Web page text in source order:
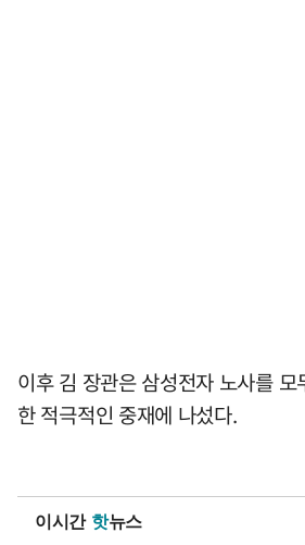
이후 김 장관은 삼성전자 노사를
한 적극적인 중재에 나섰다.
이시간 핫뉴스